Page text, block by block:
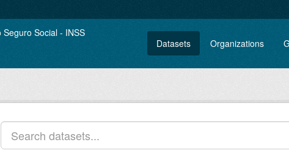
Datasets Organizations